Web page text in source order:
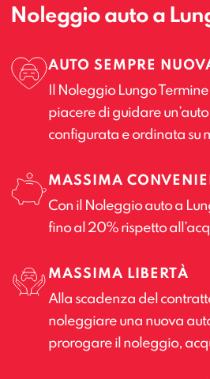
Noleggio auto a
AUTO SEMPRE
Il Noleggio Lungo
piacere di guidare
configurata e ordinata su
MASSIMA
Con il Noleggio auto a
fino al 20% rispetto
MASSIMA LIBERTÀ
Alla scadenza del
noleggiare una nuova
prorogare il noleggio,